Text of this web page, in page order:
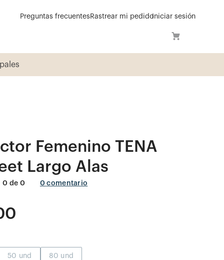
Preguntas frecuentes Rastrear mi pedidoIniciar sesión
Femenino TENA
Largo Alas
0 de 0 0 comentario
50 und 80 und